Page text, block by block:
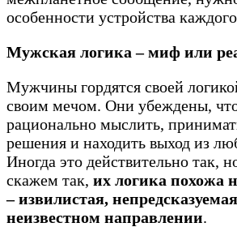
особенности устройства
Мужская логика – миф или
Мужчины гордятся своей
своим мечом. Они убеждены,
рационально мыслить,
решения и находить выход из
Иногда это действительно так,
скажем так, их логика похожа
– извилистая,
неизвестном направлении.